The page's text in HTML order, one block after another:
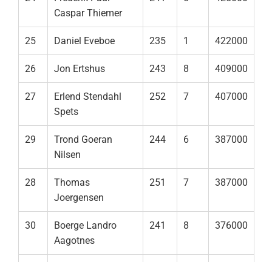
Caspar Thiemer
25 Daniel Eveboe 235 1 422000
26 Jon Ertshus 243 8 409000
27
Erlend Stendahl
Spets
252 7 407000
29
Trond Goeran
Nilsen
244 6 387000
28
Thomas
Joergensen
251 7 387000
30
Boerge Landro
Aagotnes
241 8 376000